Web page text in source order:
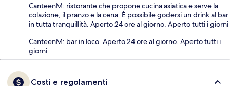
CanteenM: ristorante che propone cucina asiatica e serve la
colazione, il pranzo e la cena. È possibile godersi un drink al bar
in tutta tranquillità. Aperto 24 ore al giorno. Aperto tutti i giorni
CanteenM: bar in loco. Aperto 24 ore al giorno. Aperto tutti i
giorni
Costi e regolamenti